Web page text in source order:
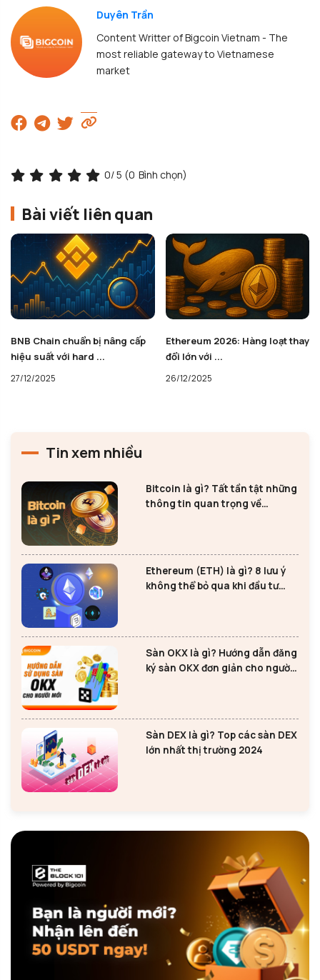
Duyên Trần
Content Writter of Bigcoin Vietnam - The
most reliable gateway to Vietnamese
market
0/ 5 (0 Bình chọn)
Bài viết liên quan
BNB Chain chuẩn bị nâng cấp
hiệu suất với hard ...
27/12/2025
Ethereum 2026: Hàng loạt thay
đổi lớn với ...
26/12/2025
Tin xem nhiều
Bitcoin là gì? Tất tần tật những
thông tin quan trọng về
Ethereum (ETH) là gì? 8 lưu ý
không thể bỏ qua khi đầu tư
Sàn OKX là gì? Hướng dẫn đăng
ký sàn OKX đơn giản cho người
Sàn DEX là gì? Top các sàn DEX
lớn nhất thị trường 2024